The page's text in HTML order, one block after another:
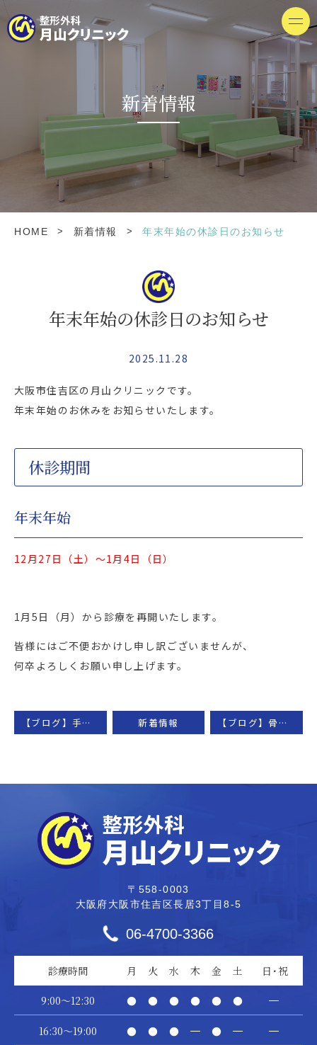
新着情報
HOME > 新着情報 > 年末年始の休診日のお知らせ
年末年始の休診日のお知らせ
2025.11.28
大阪市住吉区の月山クリニックです。
年末年始のお休みをお知らせいたします。
休診期間
年末年始
12月27 日（土）～1月4日（日）
1月5日（月）から診療を再開いたします。
皆様にはご不便おかけし申し訳ございませんが、
何卒よろしくお願い申し上げます。
【ブログ】手根管症候群 新着情報 【ブログ】骨粗鬆症とビタミンD
〒558-0003
大阪府大阪市住吉区長居3丁目8-5
06-4700-3366
診療時間 月 火 水 木 金 土 日・祝
9:00～12:30 ● ● ● ● ● ● ―
16:30～19:00 ● ● ● ― ● ― ―